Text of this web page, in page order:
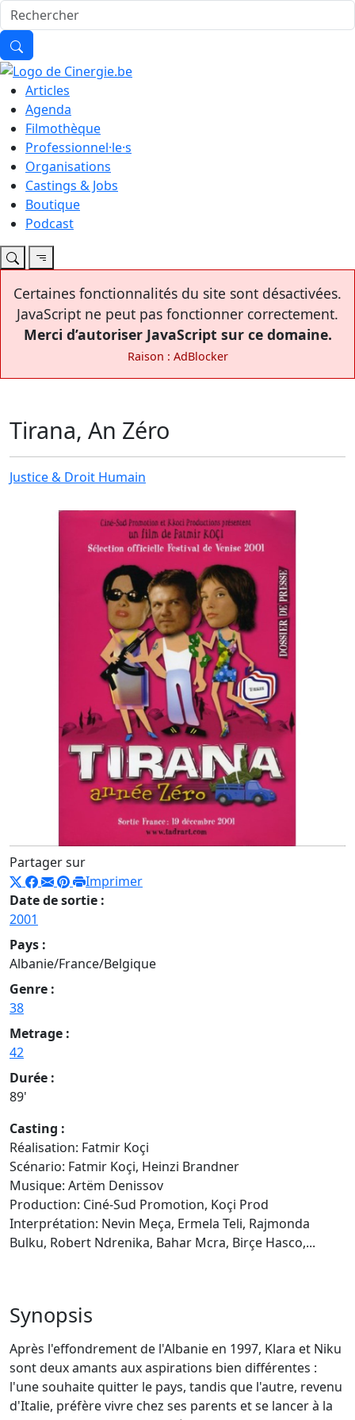
Articles
Agenda
Filmothèque
Professionnel·le·s
Organisations
Castings & Jobs
Boutique
Podcast
Certaines fonctionnalités du site sont désactivées.
JavaScript ne peut pas fonctionner correctement.
Merci d’autoriser JavaScript sur ce domaine.
Raison : AdBlocker
Tirana, An Zéro
Justice & Droit Humain
Partager sur
Imprimer
Date de sortie :
2001
Pays :
Albanie/France/Belgique
Genre :
38
Metrage :
42
Durée :
89'
Casting :
Réalisation: Fatmir Koçi
Scénario: Fatmir Koçi, Heinzi Brandner
Musique: Artëm Denissov
Production: Ciné-Sud Promotion, Koçi Prod
Interprétation: Nevin Meça, Ermela Teli, Rajmonda
Bulku, Robert Ndrenika, Bahar Mcra, Birçe Hasco,...
Synopsis
Après l'effondrement de l'Albanie en 1997, Klara et Niku
sont deux amants aux aspirations bien différentes :
l'une souhaite quitter le pays, tandis que l'autre, revenu
d'Italie, préfère vivre chez ses parents et se lancer à la